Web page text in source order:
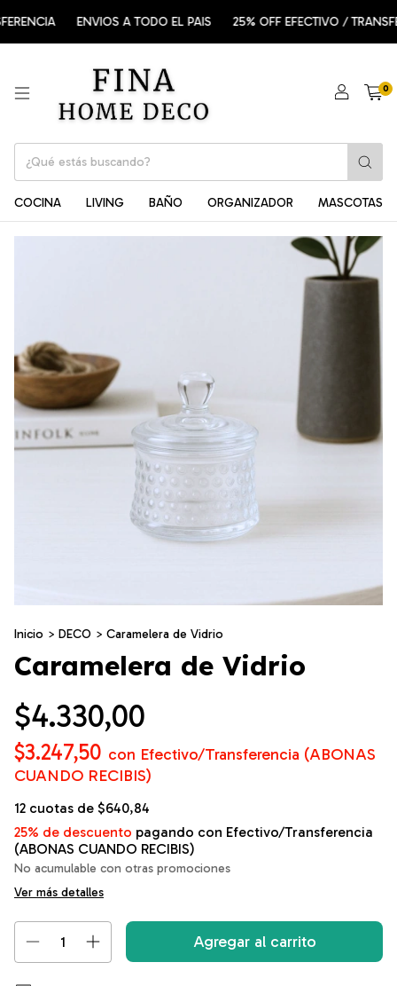
ENVIOS A TODO EL PAIS 25% OFF EFECTIVO /
0
COCINA LIVING BAÑO ORGANIZADOR MASCOTAS
Inicio > DECO > Caramelera de Vidrio
Caramelera de Vidrio
$4.330,00
$3.247,50 con Efectivo/Transferencia (ABONAS
CUANDO RECIBIS)
12 cuotas de $640,84
25% de descuento pagando con Efectivo/Transferencia
(ABONAS CUANDO RECIBIS)
No acumulable con otras promociones
Ver más detalles